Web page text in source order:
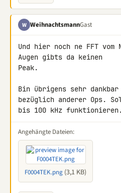
W WeihnachtsmannGast
Und hier noch ne FFT
Augen gibts da keinen
Peak.
Bin übrigens sehr
bezüglich anderer Ops.
bis 100 kHz
Angehängte Dateien:
F0004TEK.png (3,1 KB)